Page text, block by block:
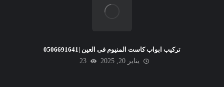
تركيب ابواب كاست المنيوم فى العين |0506691641
يناير 20, 2025
23